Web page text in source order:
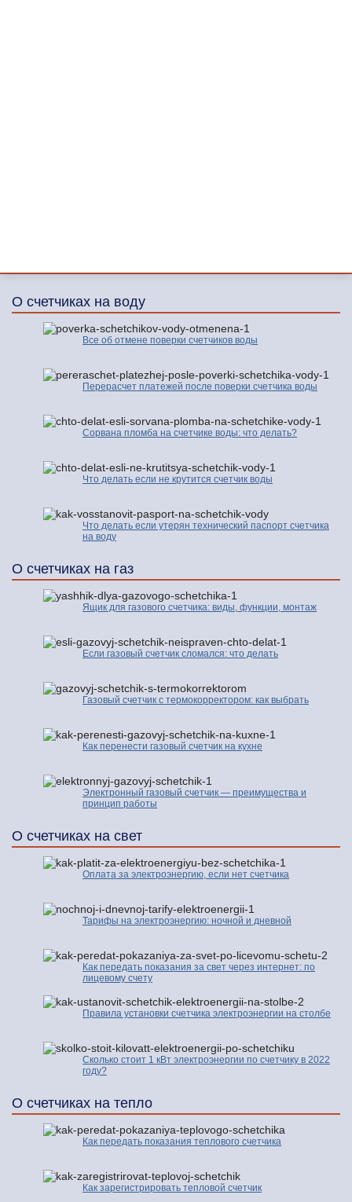
О счетчиках на воду
Все об отмене поверки счетчиков воды
Перерасчет платежей после поверки счетчика воды
Сорвана пломба на счетчике воды: что делать?
Что делать если не крутится счетчик воды
Что делать если утерян технический паспорт счетчика
на воду
О счетчиках на газ
Ящик для газового счетчика: виды, функции, монтаж
Если газовый счетчик сломался: что делать
Газовый счетчик с термокорректором: как выбрать
Как перенести газовый счетчик на кухне
Электронный газовый счетчик — преимущества и
принцип работы
О счетчиках на свет
Оплата за электроэнергию, если нет счетчика
Тарифы на электроэнергию: ночной и дневной
Как передать показания за свет через интернет: по
лицевому счету
Правила установки счетчика электроэнергии на столбе
Сколько стоит 1 кВт электроэнергии по счетчику в 2022
году?
О счетчиках на тепло
Как передать показания теплового счетчика
Как зарегистрировать тепловой счетчик